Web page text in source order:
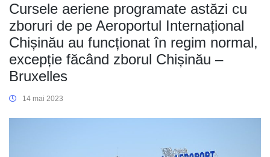
Cursele aeriene programate astăzi cu
zboruri de pe Aeroportul Internațional
Chișinău au funcționat în regim normal,
excepție făcând zborul Chișinău –
Bruxelles
14 mai 2023